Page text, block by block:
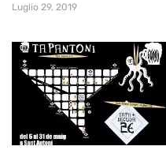
Luglio 29, 2019